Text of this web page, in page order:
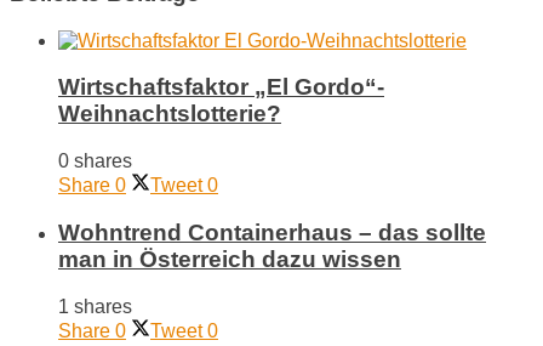
Wirtschaftsfaktor „El Gordo“-
Weihnachtslotterie?
0 shares
Share 0 Tweet 0
Wohntrend Containerhaus – das sollte
man in Österreich dazu wissen
1 shares
Share 0 Tweet 0